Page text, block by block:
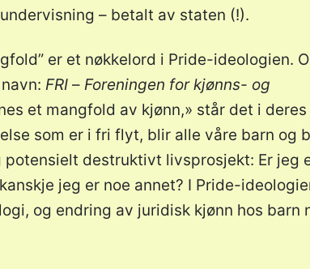
– betalt av staten (!).
er et nøkkelord i Pride-ideologien.
FRI – Foreningen for kjønns- og
et mangfold av kjønn,» står det i
som er i fri flyt, blir alle våre barn og
destruktivt livsprosjekt: Er jeg
jeg er noe annet? I Pride-
og endring av juridisk kjønn hos barn